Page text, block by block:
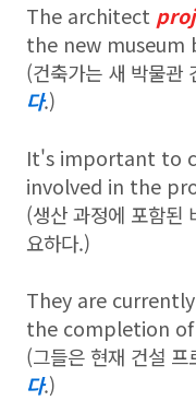
The architect
the new museum
(건축가는 새 박물관
다.)
It's important to
involved in the
(생산 과정에 포함된
요하다.)
They are currently
the completion
(그들은 현재 건설
다.)